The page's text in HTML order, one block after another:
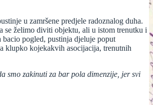
u zamršene predjele radoznalog duha.
se želimo diviti objektu, ali u istom trenutku i
pogled, pustinja djeluje poput
klupko kojekakvih asocijacija, trenutnih
smo zakinuti za bar pola dimenzije, jer svi